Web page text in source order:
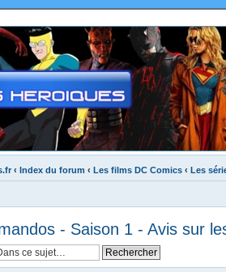
‹ Index du forum ‹ Les films DC Comics ‹ Les
- Saison 1 - Avis sur